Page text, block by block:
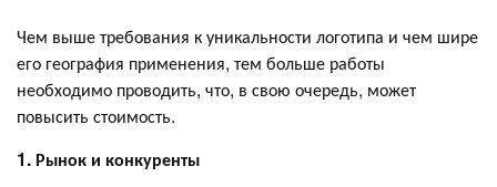
Чем выше требования к уникальности логотипа и чем шире
его география применения, тем больше работы
необходимо проводить, что, в свою очередь, может
повысить стоимость.
1. Рынок и конкуренты